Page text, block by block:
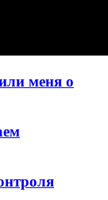
меня о